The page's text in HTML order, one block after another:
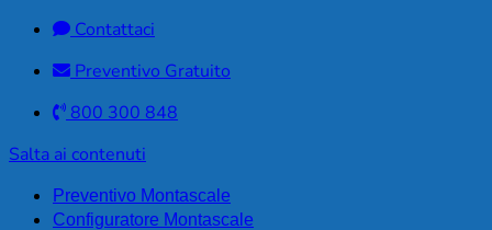
Contattaci
Preventivo Gratuito
800 300 848
Salta ai contenuti
Preventivo Montascale
Configuratore Montascale